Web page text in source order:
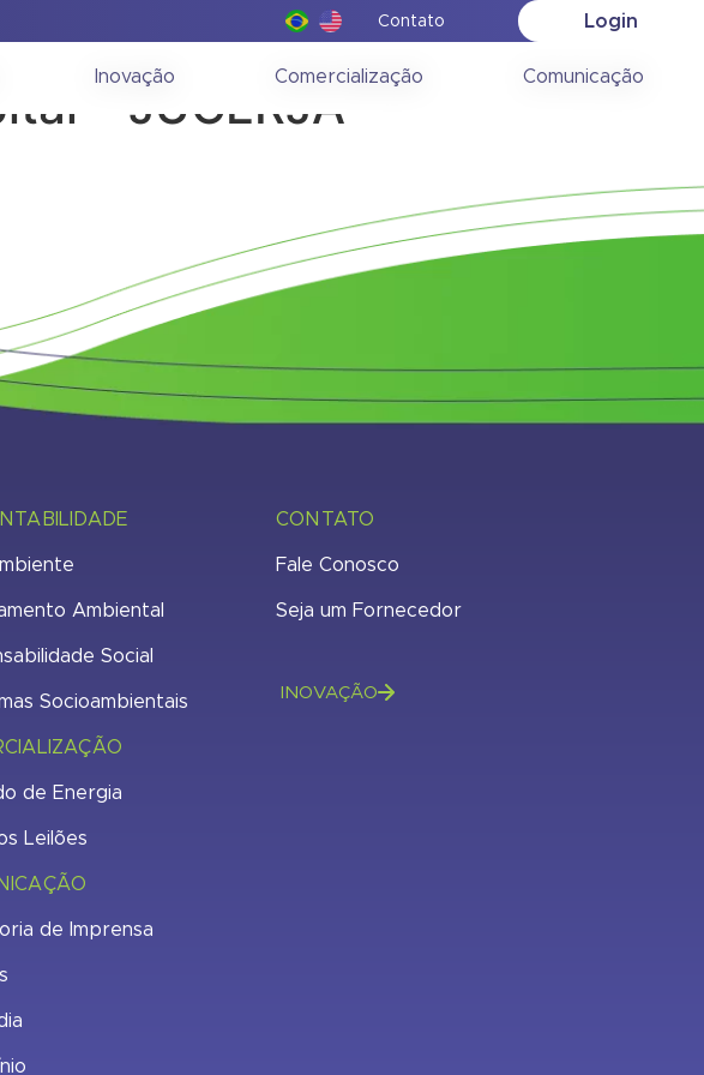
Contato Login
Inovação Comercialização Comunicação
– JUCERJA
Ambiental
Social
Socioambientais
de Energia
Leilões
de Imprensa
CONTATO
Fale Conosco
Seja um Fornecedor
INOVAÇÃO